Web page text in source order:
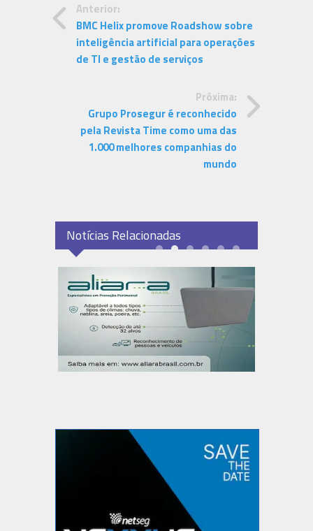
Anterior:
BMC Helix promove Roadshow sobre
inteligência artificial para operações
de TI e gestão de serviços
Próxima:
Grupo Prosegur é reconhecido
pela Revista Time como uma das
1.000 melhores companhias do
mundo
Notícias Relacionadas